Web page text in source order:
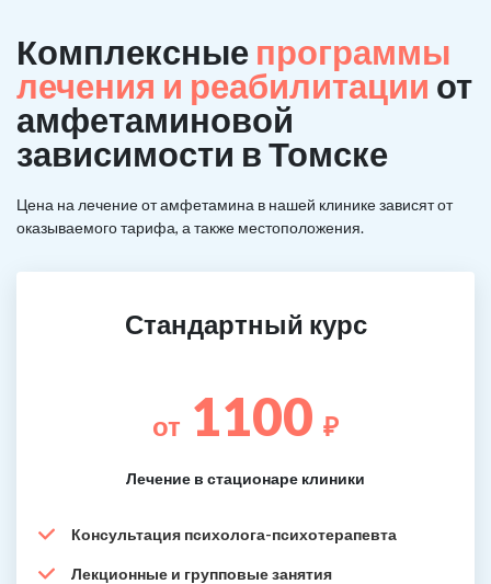
Комплексные программы
лечения и реабилитации от
амфетаминовой
зависимости в Томске
Цена на лечение от амфетамина в нашей клинике зависят от
оказываемого тарифа, а также местоположения.
Стандартный курс
от 1100 ₽
Лечение в стационаре клиники
Консультация психолога-психотерапевта
Лекционные и групповые занятия